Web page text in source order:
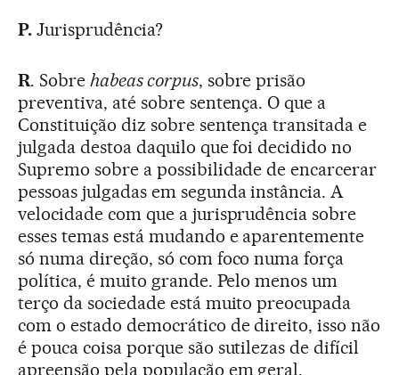
P.Jurisprudência?
R. Sobre habeas corpus, sobre prisão
preventiva, até sobre sentença. O que a
Constituição diz sobre sentença transitada e
julgada destoa daquilo que foi decidido no
Supremo sobre a possibilidade de encarcerar
pessoas julgadas em segunda instância. A
velocidade com que a jurisprudência sobre
esses temas está mudando e aparentemente
só numa direção, só com foco numa força
política, é muito grande. Pelo menos um
terço da sociedade está muito preocupada
com o estado democrático de direito, isso não
é pouca coisa porque são sutilezas de difícil
apreensão pela população em geral.